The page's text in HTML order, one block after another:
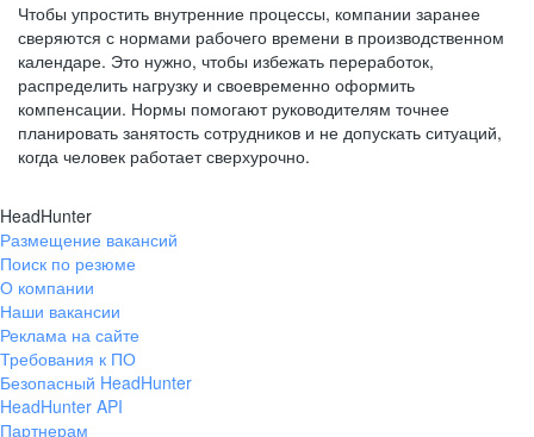
Чтобы упростить внутренние процессы, компании заранее
сверяются с нормами рабочего времени в производственном
календаре. Это нужно, чтобы избежать переработок,
распределить нагрузку и своевременно оформить
компенсации. Нормы помогают руководителям точнее
планировать занятость сотрудников и не допускать ситуаций,
когда человек работает сверхурочно.
HeadHunter
Размещение вакансий
Поиск по резюме
О компании
Наши вакансии
Реклама на сайте
Требования к ПО
Безопасный HeadHunter
HeadHunter API
Партнерам